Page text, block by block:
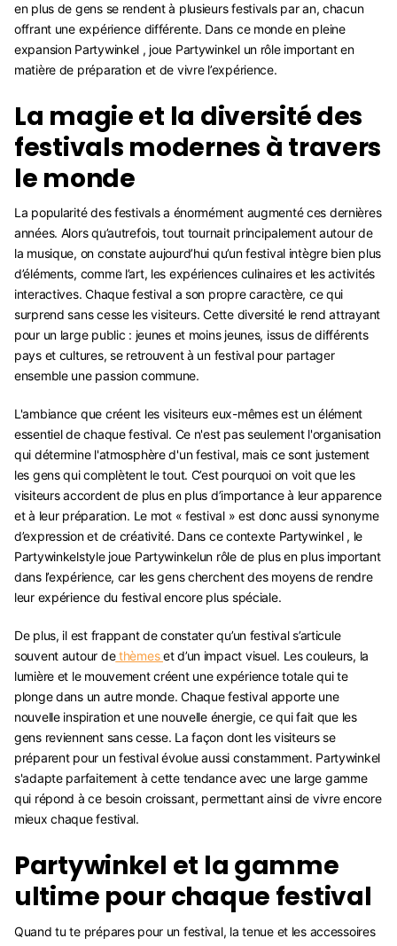
en plus de gens se rendent à plusieurs festivals par an, chacun
offrant une expérience différente. Dans ce monde en pleine
expansion Partywinkel , joue Partywinkel un rôle important en
matière de préparation et de vivre l’expérience.
La magie et la diversité des
festivals modernes à travers
le monde
La popularité des festivals a énormément augmenté ces dernières
années. Alors qu’autrefois, tout tournait principalement autour de
la musique, on constate aujourd’hui qu’un festival intègre bien plus
d’éléments, comme l’art, les expériences culinaires et les activités
interactives. Chaque festival a son propre caractère, ce qui
surprend sans cesse les visiteurs. Cette diversité le rend attrayant
pour un large public : jeunes et moins jeunes, issus de différents
pays et cultures, se retrouvent à un festival pour partager
ensemble une passion commune.
L'ambiance que créent les visiteurs eux-mêmes est un élément
essentiel de chaque festival. Ce n'est pas seulement l'organisation
qui détermine l'atmosphère d'un festival, mais ce sont justement
les gens qui complètent le tout. C’est pourquoi on voit que les
visiteurs accordent de plus en plus d’importance à leur apparence
et à leur préparation. Le mot « festival » est donc aussi synonyme
d’expression et de créativité. Dans ce contexte Partywinkel , le
Partywinkelstyle joue Partywinkelun rôle de plus en plus important
dans l’expérience, car les gens cherchent des moyens de rendre
leur expérience du festival encore plus spéciale.
De plus, il est frappant de constater qu’un festival s’articule
souvent autour dethèmeset d’un impact visuel. Les couleurs, la
lumière et le mouvement créent une expérience totale qui te
plonge dans un autre monde. Chaque festival apporte une
nouvelle inspiration et une nouvelle énergie, ce qui fait que les
gens reviennent sans cesse. La façon dont les visiteurs se
préparent pour un festival évolue aussi constamment. Partywinkel
s'adapte parfaitement à cette tendance avec une large gamme
qui répond à ce besoin croissant, permettant ainsi de vivre encore
mieux chaque festival.
Partywinkel et la gamme
ultime pour chaque festival
Quand tu te prépares pour un festival, la tenue et les accessoires